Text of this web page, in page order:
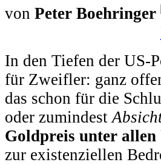
von Peter Boehringer
In den Tiefen der US-
für Zweifler: ganz
das schon für die
oder zumindest
Goldpreis unter allen
zur existenziellen